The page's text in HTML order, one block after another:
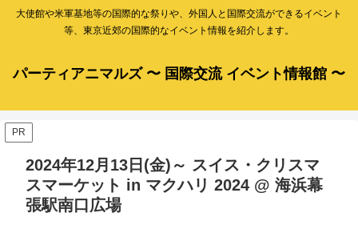
大使館や米軍基地等の国際的な祭りや、外国人と国際交流ができるイベント
等、東京近郊の国際的なイベント情報を紹介します。
パーティアニマルズ 〜 国際交流 イベント情報館 〜
PR
2024年12月13日(金)～ スイス・クリスマ
スマーケット in マクハリ 2024 @ 海浜幕
張駅南口広場